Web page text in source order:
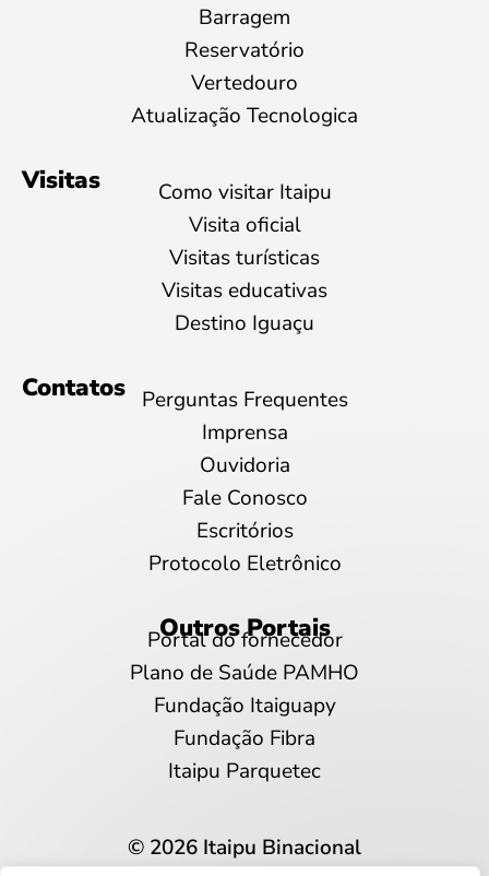
Barragem
Reservatório
Vertedouro
Atualização Tecnologica
Visitas
Como visitar Itaipu
Visita oficial
Visitas turísticas
Visitas educativas
Destino Iguaçu
Contatos
Perguntas Frequentes
Imprensa
Ouvidoria
Fale Conosco
Escritórios
Protocolo Eletrônico
Outros Portais
Portal do fornecedor
Plano de Saúde PAMHO
Fundação Itaiguapy
Fundação Fibra
Itaipu Parquetec
© 2026 Itaipu Binacional